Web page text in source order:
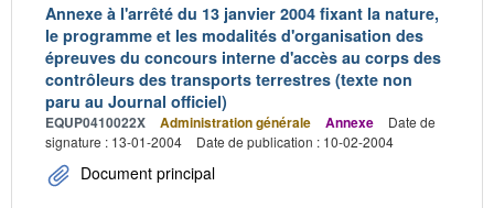
Annexe à l'arrêté du 13 janvier 2004 fixant la nature,
le programme et les modalités d'organisation des
épreuves du concours interne d'accès au corps des
contrôleurs des transports terrestres (texte non
paru au Journal officiel)
EQUP0410022X Administration générale Annexe
Date de
signature : 13-01-2004
Date de publication : 10-02-2004
Document principal